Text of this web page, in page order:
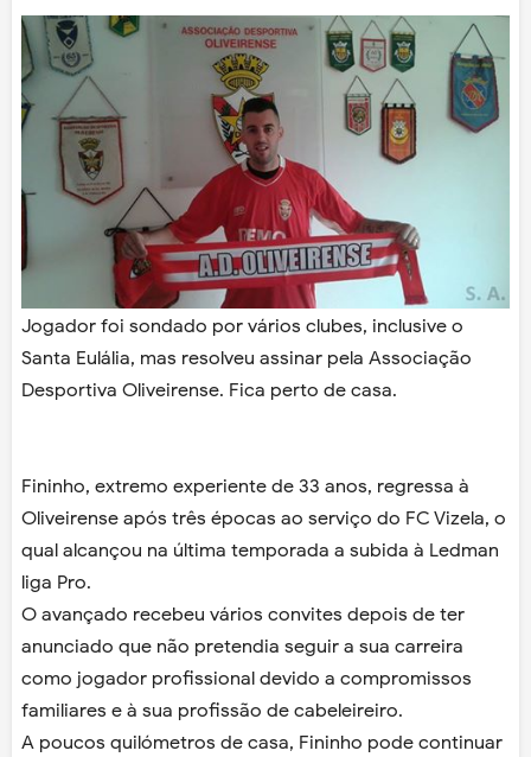
Jogador foi sondado por vários clubes, inclusive o
Santa Eulália, mas resolveu assinar pela Associação
Desportiva Oliveirense. Fica perto de casa.
Fininho, extremo experiente de 33 anos, regressa à
Oliveirense após três épocas ao serviço do FC Vizela, o
qual alcançou na última temporada a subida à Ledman
liga Pro.
O avançado recebeu vários convites depois de ter
anunciado que não pretendia seguir a sua carreira
como jogador profissional devido a compromissos
familiares e à sua profissão de cabeleireiro.
A poucos quilómetros de casa, Fininho pode continuar